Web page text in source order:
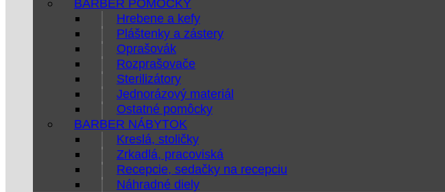
BARBER POMÔCKY
Hrebene a kefy
Pláštenky a zástery
Oprašovák
Rozprašovače
Sterilizátory
Jednorázový materiál
Ostatné pomôcky
BARBER NÁBYTOK
Kreslá, stoličky
Zrkadlá, pracoviská
Recepcie, sedačky na recepciu
Náhradné diely